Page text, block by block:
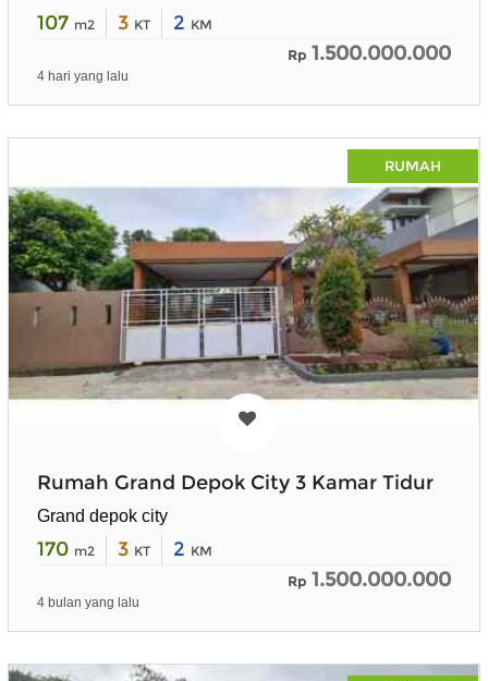
107 m2 3 KT 2 KM
Rp 1.500.000.000
4 hari yang lalu
RUMAH
Rumah Grand Depok City 3 Kamar Tidur
Grand depok city
170 m2 3 KT 2 KM
Rp 1.500.000.000
4 bulan yang lalu